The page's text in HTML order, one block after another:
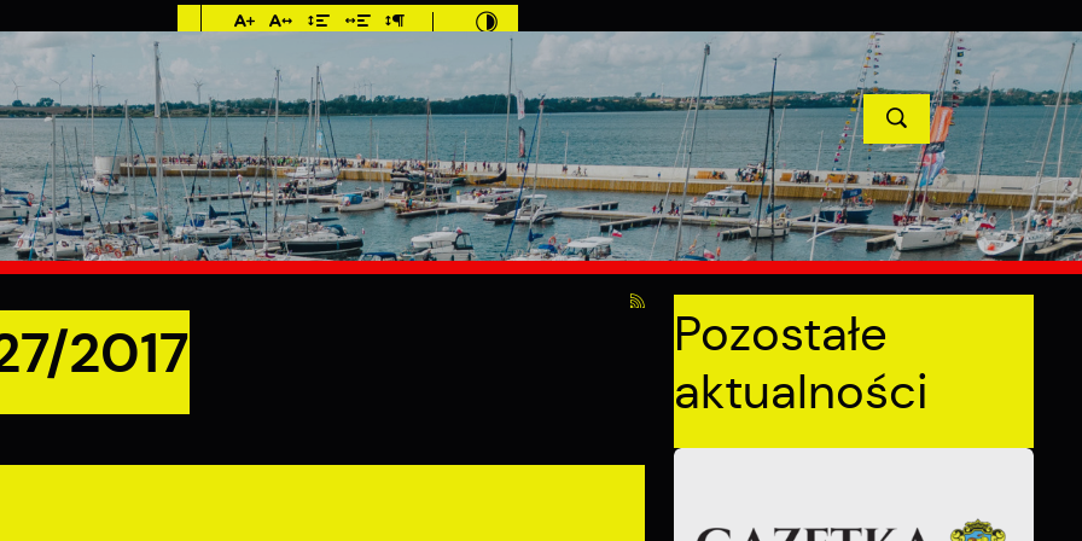
Imieniny: Dorota,
Konrad, Kajetan
MIESZKANIEC TURYSTYKA INWESTYCJE PROJEKTY UNIJNE KONTAKT
nr 27/2017 POPRZEDNI NASTĘPNY
2017
Pozostałe
aktualności